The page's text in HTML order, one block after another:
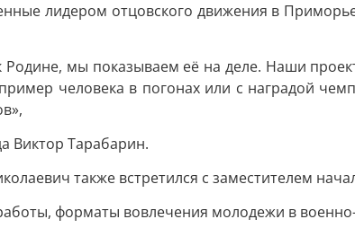
лидером отцовского движения в
мы показываем её на деле. Наши
человека в погонах или с наградой
Виктор Тарабарин.
также встретился с заместителем
форматы вовлечения молодежи в